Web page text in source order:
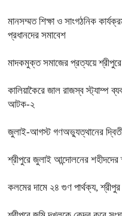
মানসম্মত শিক্ষা ও সাংগঠনিক
প্রধানদের সমাবেশ
মাদকমুক্ত সমাজের প্রত্যয়ে
কালিয়াকৈরে জাল রাজস্ব স্ট্যাম্প
আটক-২
জুলাই-আগস্ট গণঅভ্যুত্থানের দ্বিতীয়
শ্রীপুরে জুলাই আন্দোলনের শহীদদের
কলমের দামে ২৪ গুণ পার্থক্য,